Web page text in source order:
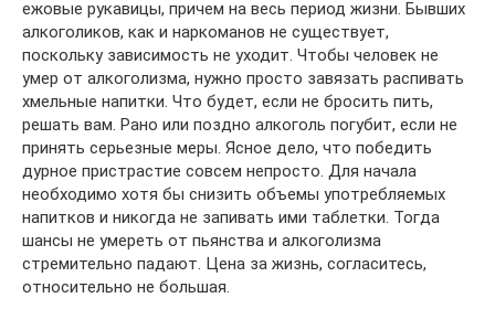
ежовые рукавицы, причем на весь период жизни. Бывших
алкоголиков, как и наркоманов не существует,
поскольку зависимость не уходит. Чтобы человек не
умер от алкоголизма, нужно просто завязать распивать
хмельные напитки. Что будет, если не бросить пить,
решать вам. Рано или поздно алкоголь погубит, если не
принять серьезные меры. Ясное дело, что победить
дурное пристрастие совсем непросто. Для начала
необходимо хотя бы снизить объемы употребляемых
напитков и никогда не запивать ими таблетки. Тогда
шансы не умереть от пьянства и алкоголизма
стремительно падают. Цена за жизнь, согласитесь,
относительно не большая.